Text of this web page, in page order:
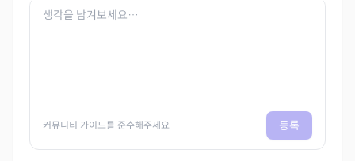
커뮤니티 가이드를 준수해주세요 등록